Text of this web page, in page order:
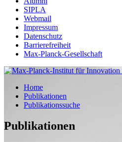
SIPLA
Webmail
Impressum
Datenschutz
Barrierefreiheit
Max-Planck-Gesellschaft
Home
Publikationen
Publikationssuche
Publikationen